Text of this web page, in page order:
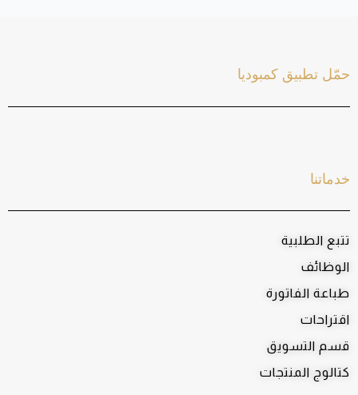
خدماتنا
تتبع الطلبية
الوظائف
طباعة الفاتورة
اقتراحات
قسم التسويق
كتالوج المنتجات
حمّل تطبيق كمبوديا